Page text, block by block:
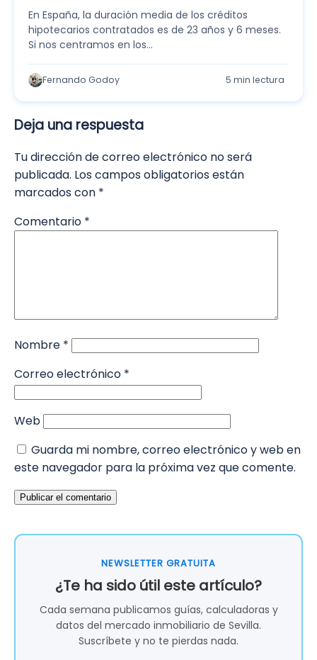
En España, la duración media de los créditos
hipotecarios contratados es de 23 años y 6 meses.
Si nos centramos en los…
Fernando Godoy 5 min lectura
Deja una respuesta
Tu dirección de correo electrónico no será
publicada. Los campos obligatorios están
marcados con *
Comentario *
Nombre *
Correo electrónico *
Web
Guarda mi nombre, correo electrónico y web en
este navegador para la próxima vez que comente.
NEWSLETTER GRATUITA
¿Te ha sido útil este artículo?
Cada semana publicamos guías, calculadoras y
datos del mercado inmobiliario de Sevilla.
Suscríbete y no te pierdas nada.